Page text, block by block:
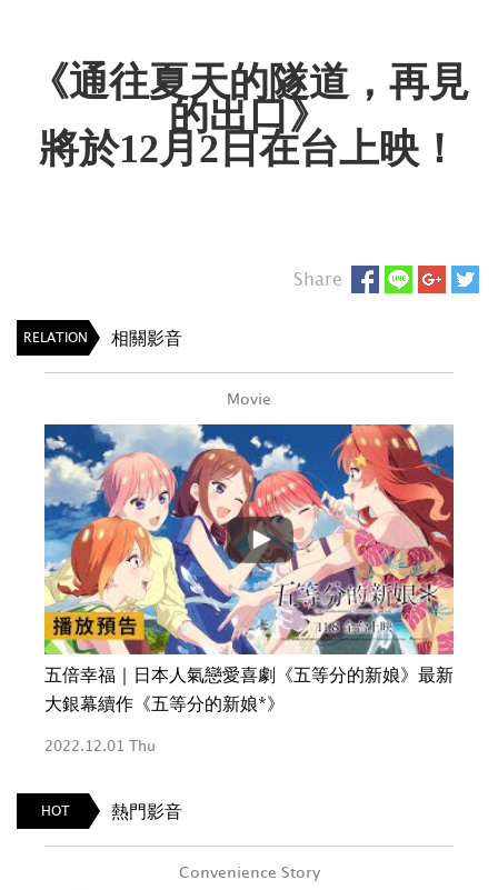
《通往夏天的隧道，再見
的出口》
將於12月2日在台上映！
Share
RELATION 相關影音
Movie
五倍幸福｜日本人氣戀愛喜劇《五等分的新娘》最新
大銀幕續作《五等分的新娘*》
2022.12.01 Thu
HOT 熱門影音
Convenience Story